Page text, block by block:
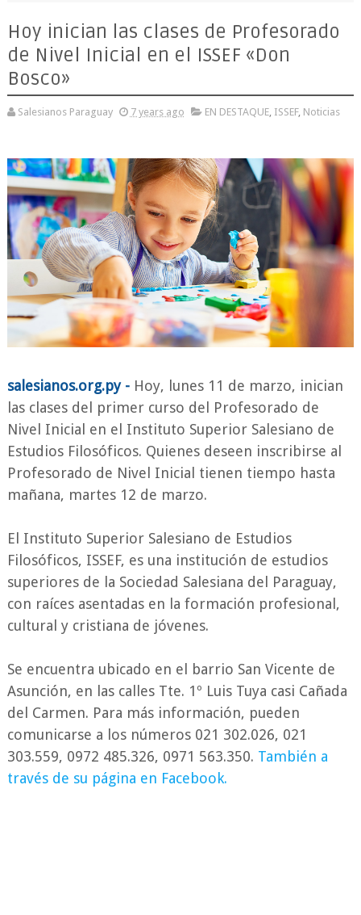
Hoy inician las clases de Profesorado
de Nivel Inicial en el ISSEF «Don
Bosco»
Salesianos Paraguay 7 years ago EN DESTAQUE, ISSEF, Noticias
salesianos.org.py - Hoy, lunes 11 de marzo, inician
las clases del primer curso del Profesorado de
Nivel Inicial en el Instituto Superior Salesiano de
Estudios Filosóficos. Quienes deseen inscribirse al
Profesorado de Nivel Inicial tienen tiempo hasta
mañana, martes 12 de marzo.
El Instituto Superior Salesiano de Estudios
Filosóficos, ISSEF, es una institución de estudios
superiores de la Sociedad Salesiana del Paraguay,
con raíces asentadas en la formación profesional,
cultural y cristiana de jóvenes.
Se encuentra ubicado en el barrio San Vicente de
Asunción, en las calles Tte. 1º Luis Tuya casi Cañada
del Carmen. Para más información, pueden
comunicarse a los números 021 302.026, 021
303.559, 0972 485.326, 0971 563.350. También a
través de su página en Facebook.